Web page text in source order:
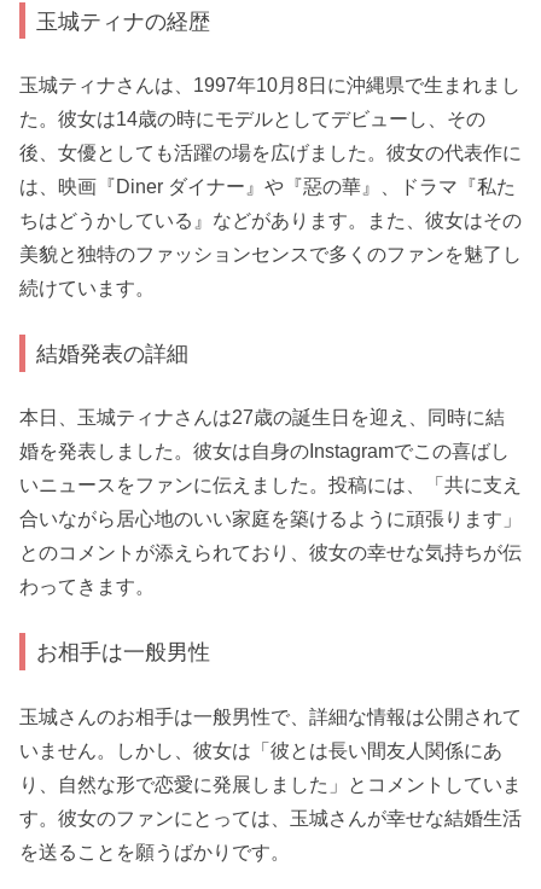
玉城ティナの経歴
玉城ティナさんは、1997年10月8日に沖縄県で生まれまし
た。彼女は14歳の時にモデルとしてデビューし、その
後、女優としても活躍の場を広げました。彼女の代表作に
は、映画『Diner ダイナー』や『惡の華』、ドラマ『私た
ちはどうかしている』などがあります。また、彼女はその
美貌と独特のファッションセンスで多くのファンを魅了し
続けています。
結婚発表の詳細
本日、玉城ティナさんは27歳の誕生日を迎え、同時に結
婚を発表しました。彼女は自身のInstagramでこの喜ばし
いニュースをファンに伝えました。投稿には、「共に支え
合いながら居心地のいい家庭を築けるように頑張ります」
とのコメントが添えられており、彼女の幸せな気持ちが伝
わってきます。
お相手は一般男性
玉城さんのお相手は一般男性で、詳細な情報は公開されて
いません。しかし、彼女は「彼とは長い間友人関係にあ
り、自然な形で恋愛に発展しました」とコメントしていま
す。彼女のファンにとっては、玉城さんが幸せな結婚生活
を送ることを願うばかりです。